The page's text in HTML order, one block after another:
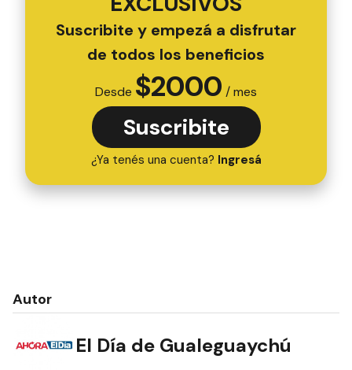
Suscribite y empezá a disfrutar
de todos los beneficios
Desde $2000 / mes
Suscribite
¿Ya tenés una cuenta? Ingresá
Autor
El Día de Gualeguaychú